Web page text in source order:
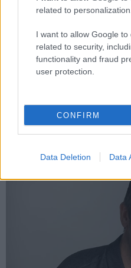
related to personalization.
I want to allow Google to
related to security,
functionality and fraud
user protection.
CONFIRM
Data Deletion Data
έκδοσης 1.0;